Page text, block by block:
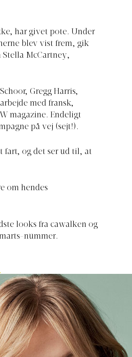
har givet pote. Under
blev vist frem, gik
McCartney,
Gregg Harris,
med fransk,
magazine. Endeligt
på vej (sejt!).
fart, og det ser ud til, at
om hendes
looks fra cawalken og
nummer.